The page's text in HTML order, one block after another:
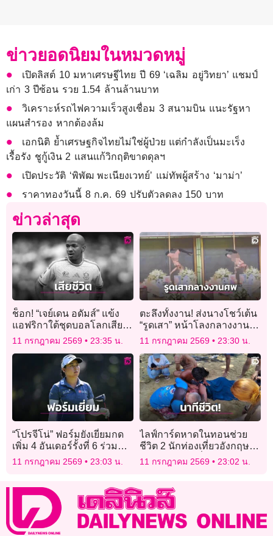
ข่าวยอดนิยมในหมวดหมู่
เปิดลิสต์ 10 มหาเศรษฐีไทย ปี 69 ‘เฉลิม อยู่วิทยา’ แชมป์
เก่า 3 ปีซ้อน รวย 1.54 ล้านล้านบาท
วิเคราะห์รถไฟความเร็วสูงเชื่อม 3 สนามบิน แนะรัฐหา
แผนสำรอง หากต้องล้ม
เอกนิติ ย้ำเศรษฐกิจไทยไม่ใช่ผู้ป่วย แต่กำลังเป็นมะเร็ง
เรื้อรัง ชูกู้เงิน 2 แสนแก้วิกฤติขาดดุลฯ
เปิดประวัติ ‘พิพัฒ พะเนียงเวทย์’ แม่ทัพผู้สร้าง ‘มาม่า’
ราคาทองวันนี้ 8 ก.ค. 69 ปรับตัวลดลง 150 บาท
ข่าวล่าสุด
ช็อก! “เจย์เดน อดัมส์” แข้ง
แอฟริกาใต้ชุดบอลโลกเสีย
ชีวิต
11 กรกฎาคม 2569 23:35 น.
ตะลึงทั้งงาน! ส่งนางโชว์เต้น
“รูดเสา” หน้าโลงกลางงาน
พิธีศพเจ้าของบาร์เก่าย่าน
“โคมแดง”
11 กรกฎาคม 2569 23:30 น.
“โปรจีโน่” ฟอร์มยังเยี่ยมกด
เพิ่ม 4 อันเดอร์รั้งที่ 6 ร่วม
สวิงเอวิยอง
11 กรกฎาคม 2569 23:03 น.
ไลฟ์การ์ดหาดในทอนช่วย
ชีวิต 2 นักท่องเที่ยวอังกฤษ
ฝ่าธงแดงถูกคลื่นซัดจมทะเล
11 กรกฎาคม 2569 23:02 น.